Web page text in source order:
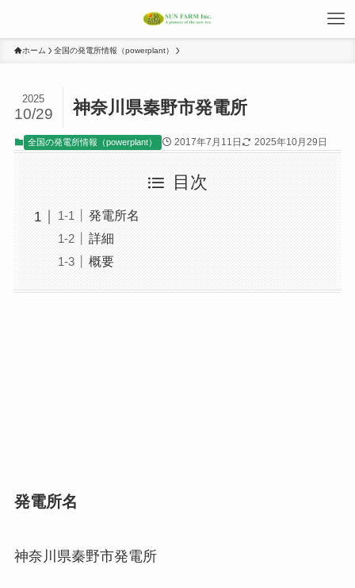
ホーム 全国の発電所情報（powerplant）
神奈川県秦野市発電所
2025
10/29
全国の発電所情報（powerplant） 2017年7月11日 2025年10月29日
目次
発電所名
詳細
概要
発電所名
神奈川県秦野市発電所